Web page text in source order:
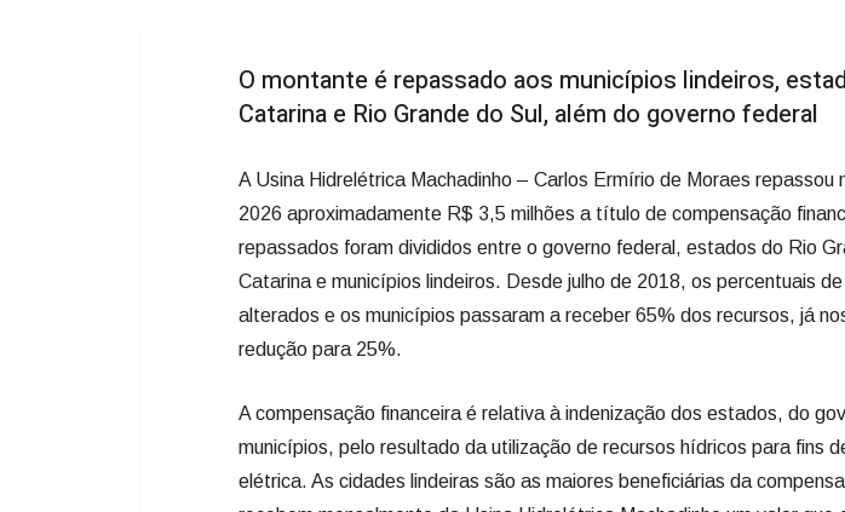
O montante é repassado aos municípios lindeiros,
Catarina e Rio Grande do Sul, além do governo federal
A Usina Hidrelétrica Machadinho – Carlos Ermírio de Moraes repassou
2026 aproximadamente R$ 3,5 milhões a título de compensação
repassados foram divididos entre o governo federal, estados do Rio
Catarina e municípios lindeiros. Desde julho de 2018, os percentuais
alterados e os municípios passaram a receber 65% dos recursos, já
redução para 25%.
A compensação financeira é relativa à indenização dos estados, do
municípios, pelo resultado da utilização de recursos hídricos para fins
elétrica. As cidades lindeiras são as maiores beneficiárias da